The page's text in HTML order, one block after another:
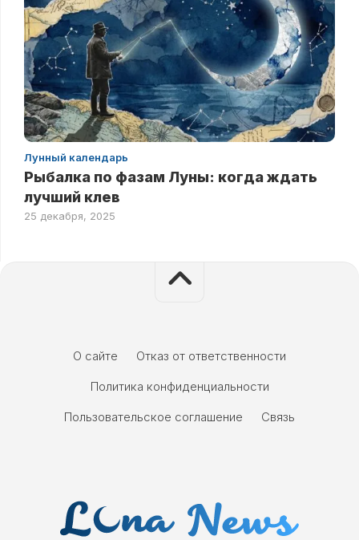
Лунный календарь
Рыбалка по фазам Луны: когда ждать
лучший клев
25 декабря, 2025
О сайте
Отказ от ответственности
Политика конфиденциальности
Пользовательское соглашение
Связь